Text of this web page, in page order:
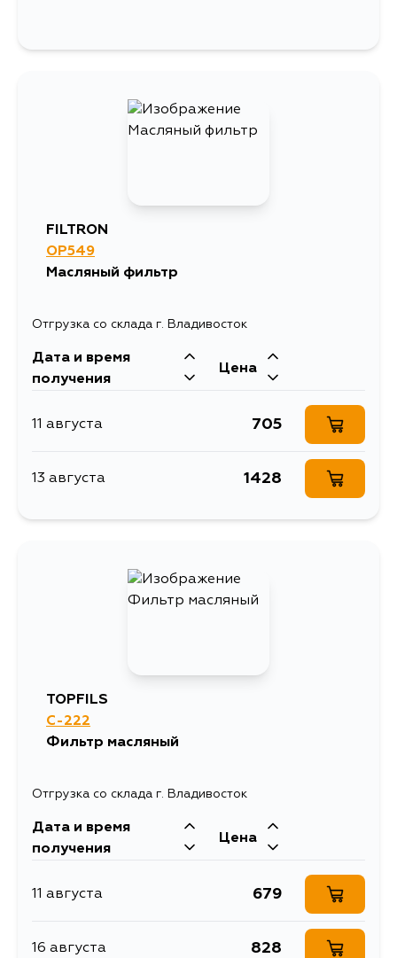
FILTRON
OP549
Масляный фильтр
Отгрузка со склада г. Владивосток
Дата и время
получения
Цена
11 августа 705
13 августа 1428
TOPFILS
C-222
Фильтр масляный
Отгрузка со склада г. Владивосток
Дата и время
получения
Цена
11 августа 679
16 августа 828